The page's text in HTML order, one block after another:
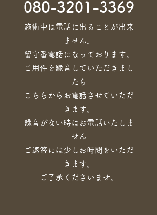
080-3201-3369
​施術中は電話に出ることが出来
ません。
留守番電話になっております。
ご用件を録音していただきまし
たら
こちらからお電話させていただ
きます。
録音がない時はお電話いたしま
せん
ご返答には少しお時間をいただ
きます。
​ご了承くださいませ。